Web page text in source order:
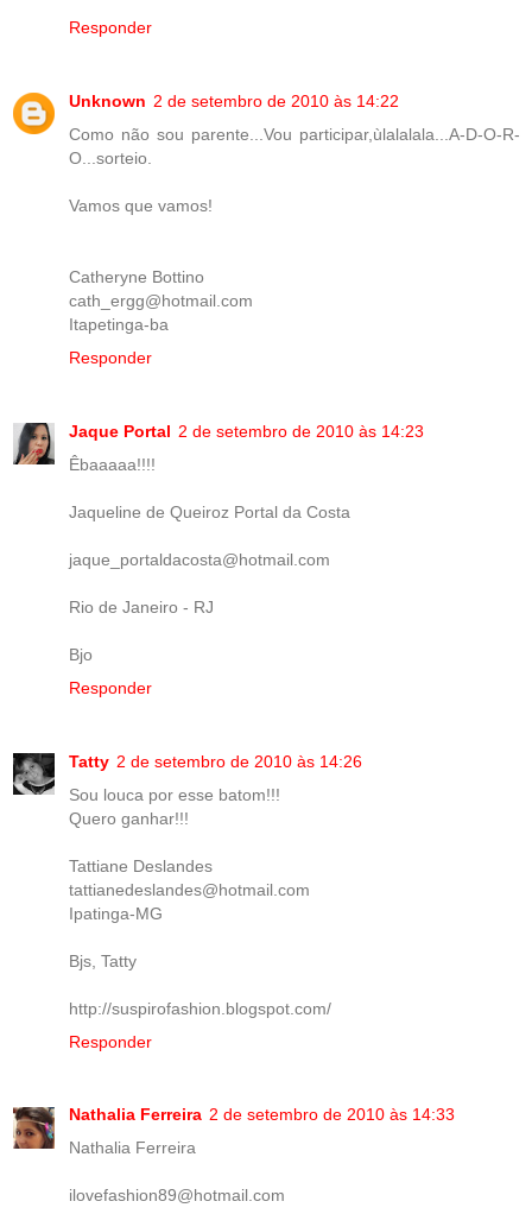
Responder
Unknown 2 de setembro de 2010 às 14:22
Como não sou parente...Vou participar,ùlalalala...A-D-O-R-
O...sorteio.
Vamos que vamos!
Catheryne Bottino
cath_ergg@hotmail.com
Itapetinga-ba
Responder
Jaque Portal 2 de setembro de 2010 às 14:23
Êbaaaaa!!!!
Jaqueline de Queiroz Portal da Costa
jaque_portaldacosta@hotmail.com
Rio de Janeiro - RJ
Bjo
Responder
Tatty 2 de setembro de 2010 às 14:26
Sou louca por esse batom!!!
Quero ganhar!!!
Tattiane Deslandes
tattianedeslandes@hotmail.com
Ipatinga-MG
Bjs, Tatty
http://suspirofashion.blogspot.com/
Responder
Nathalia Ferreira 2 de setembro de 2010 às 14:33
Nathalia Ferreira
ilovefashion89@hotmail.com